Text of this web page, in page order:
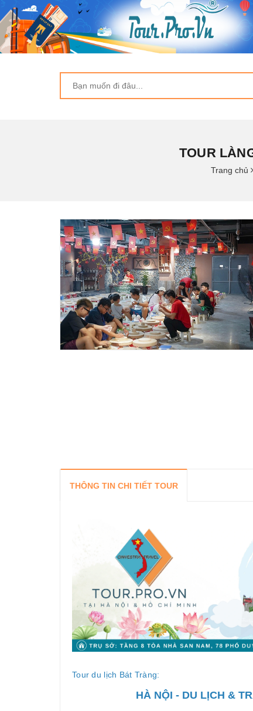
TOUR
Trang chủ
THÔNG TIN CHI TIẾT TOUR
Tour du lịch Bát Tràng:
HÀ NỘI - DU LỊCH &